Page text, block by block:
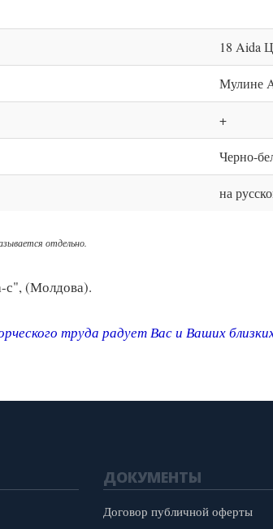
18 Aida
Мулине
+
Черно-
на
отдельно.
с", (Молдова).
труда радует Вас и Ваших
ДОКУМЕНТЫ
Договор публичной оферты